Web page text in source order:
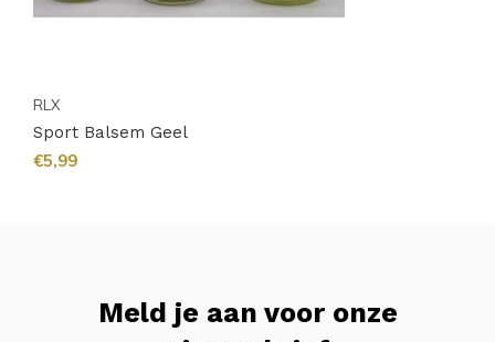
RLX
Sport Balsem Geel
€5,99
Meld je aan voor onze